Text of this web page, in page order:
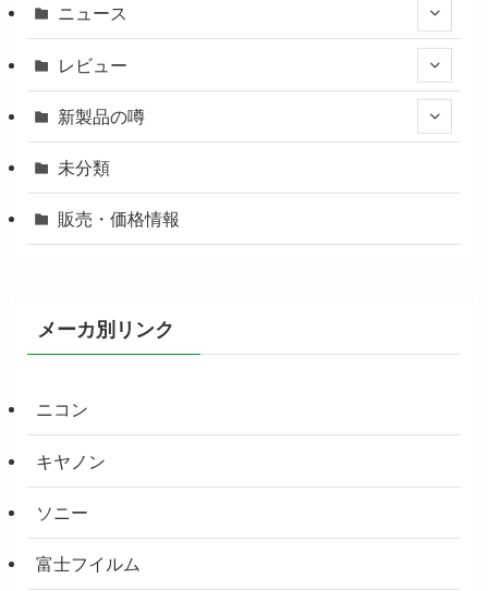
ニュース
レビュー
新製品の噂
未分類
販売・価格情報
メーカ別リンク
ニコン
キヤノン
ソニー
富士フイルム